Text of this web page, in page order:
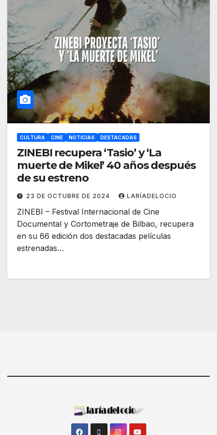
CULTURA CINE NOTICIAS DESTACADAS
ZINEBI recupera ‘Tasio’ y ‘La
muerte de Mikel’ 40 años después
de su estreno
23 DE OCTUBRE DE 2024 LARÍADELOCIO
ZINEBI – Festival Internacional de Cine
Documental y Cortometraje de Bilbao, recupera
en su 66 edición dos destacadas películas
estrenadas…